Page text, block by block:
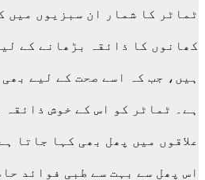
ٹماٹر کا شمار ان سبزیوں میں
کھانوں کا ذائقہ بڑھانے کے
ہیں، جب کہ اسے صحت کے لیے
ہے۔ ٹماٹر کو اس کے خوش ذائقہ
علاقوں میں پھل بھی کہا جاتا
اس پھل سے بہت سے طبی فوائد